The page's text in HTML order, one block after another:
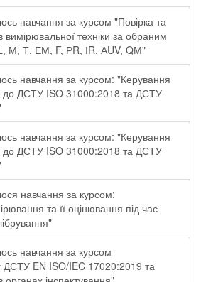
навчання за курсом "Повірка та
вимірювальної техніки за обраним
М, Т, ЕМ, F, РR, ІR, АUV, QМ"
навчання за курсом: "Керування
до ДСТУ ISO 31000:2018 та ДСТУ
навчання за курсом: "Керування
до ДСТУ ISO 31000:2018 та ДСТУ
навчання за курсом:
та її оцінювання під час
навчання за курсом
ДСТУ EN ISO/IEC 17020:2019 та